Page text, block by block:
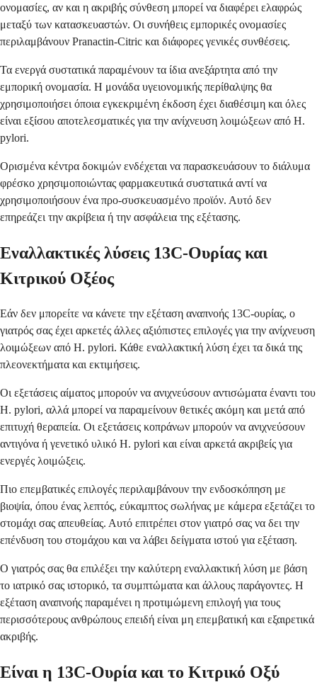
ονομασίες, αν και η ακριβής σύνθεση μπορεί να διαφέρει ελαφρώς
μεταξύ των κατασκευαστών. Οι συνήθεις εμπορικές ονομασίες
περιλαμβάνουν Pranactin-Citric και διάφορες γενικές συνθέσεις.
Τα ενεργά συστατικά παραμένουν τα ίδια ανεξάρτητα από την
εμπορική ονομασία. Η μονάδα υγειονομικής περίθαλψης θα
χρησιμοποιήσει όποια εγκεκριμένη έκδοση έχει διαθέσιμη και όλες
είναι εξίσου αποτελεσματικές για την ανίχνευση λοιμώξεων από H.
pylori.
Ορισμένα κέντρα δοκιμών ενδέχεται να παρασκευάσουν το διάλυμα
φρέσκο χρησιμοποιώντας φαρμακευτικά συστατικά αντί να
χρησιμοποιήσουν ένα προ-συσκευασμένο προϊόν. Αυτό δεν
επηρεάζει την ακρίβεια ή την ασφάλεια της εξέτασης.
Εναλλακτικές λύσεις 13C-Ουρίας και
Κιτρικού Οξέος
Εάν δεν μπορείτε να κάνετε την εξέταση αναπνοής 13C-ουρίας, ο
γιατρός σας έχει αρκετές άλλες αξιόπιστες επιλογές για την ανίχνευση
λοιμώξεων από H. pylori. Κάθε εναλλακτική λύση έχει τα δικά της
πλεονεκτήματα και εκτιμήσεις.
Οι εξετάσεις αίματος μπορούν να ανιχνεύσουν αντισώματα έναντι του
H. pylori, αλλά μπορεί να παραμείνουν θετικές ακόμη και μετά από
επιτυχή θεραπεία. Οι εξετάσεις κοπράνων μπορούν να ανιχνεύσουν
αντιγόνα ή γενετικό υλικό H. pylori και είναι αρκετά ακριβείς για
ενεργές λοιμώξεις.
Πιο επεμβατικές επιλογές περιλαμβάνουν την ενδοσκόπηση με
βιοψία, όπου ένας λεπτός, εύκαμπτος σωλήνας με κάμερα εξετάζει το
στομάχι σας απευθείας. Αυτό επιτρέπει στον γιατρό σας να δει την
επένδυση του στομάχου και να λάβει δείγματα ιστού για εξέταση.
Ο γιατρός σας θα επιλέξει την καλύτερη εναλλακτική λύση με βάση
το ιατρικό σας ιστορικό, τα συμπτώματα και άλλους παράγοντες. Η
εξέταση αναπνοής παραμένει η προτιμώμενη επιλογή για τους
περισσότερους ανθρώπους επειδή είναι μη επεμβατική και εξαιρετικά
ακριβής.
Είναι η 13C-Ουρία και το Κιτρικό Οξύ